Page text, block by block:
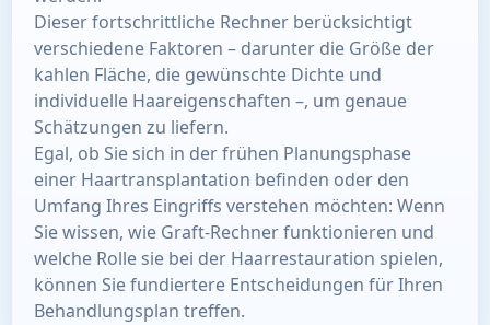
Dieser fortschrittliche Rechner berücksichtigt
verschiedene Faktoren – darunter die Größe der
kahlen Fläche, die gewünschte Dichte und
individuelle Haareigenschaften –, um genaue
Schätzungen zu liefern.
Egal, ob Sie sich in der frühen Planungsphase
einer Haartransplantation befinden oder den
Umfang Ihres Eingriffs verstehen möchten: Wenn
Sie wissen, wie Graft-Rechner funktionieren und
welche Rolle sie bei der Haarrestauration spielen,
können Sie fundiertere Entscheidungen für Ihren
Behandlungsplan treffen.